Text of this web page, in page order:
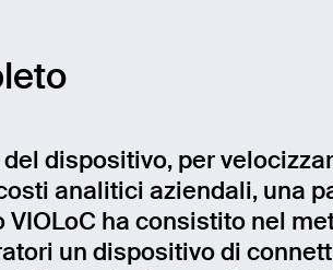
dispositivo, per
analitici aziendali, una
ha consistito nel
un dispositivo di